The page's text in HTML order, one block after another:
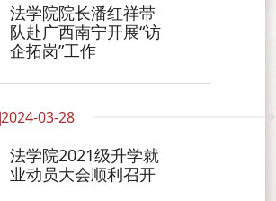
法学院院长潘红祥带
队赴广西南宁开展“访
企拓岗”工作
2024-03-28
法学院2021级升学就
业动员大会顺利召开